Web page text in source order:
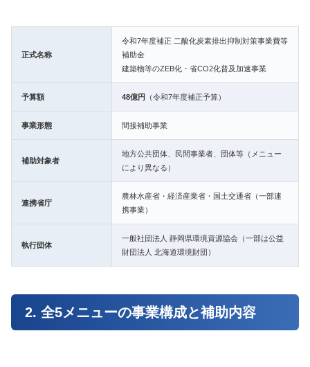
正式名称
令和7年度補正 二酸化炭素排出抑制対策事業費等
補助金
建築物等のZEB化・省CO2化普及加速事業
予算額 48億円 （令和7年度補正予算）
事業形態 間接補助事業
補助対象者
地方公共団体、民間事業者、団体等（メニュー
により異なる）
連携省庁
農林水産省・経済産業省・国土交通省（一部連
携事業）
執行団体
一般社団法人 静岡県環境資源協会（一部は公益
財団法人 北海道環境財団）
2. 全5メニューの事業構成と補助内容